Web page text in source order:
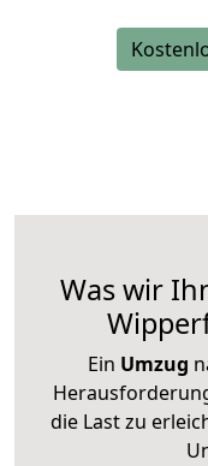
Was wir
Ein Umzug
die Last zu